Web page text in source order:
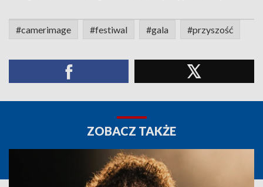
#camerimage #festiwal #gala #przyszość
ZOBACZ TAKŻE